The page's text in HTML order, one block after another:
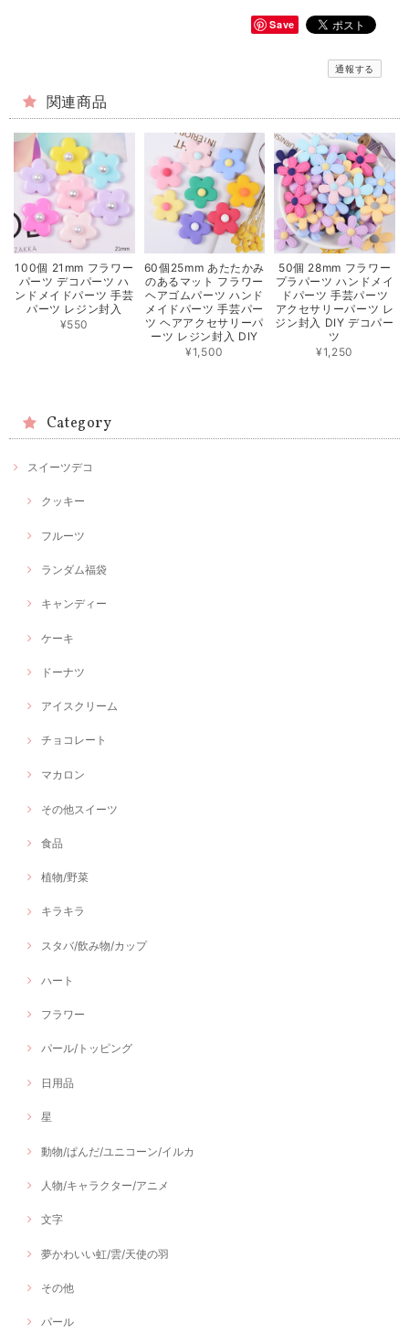
Save
通報する
関連商品
100個 21mm フラワー
パーツ デコパーツ ハ
ンドメイドパーツ 手芸
パーツ レジン封入
¥550
60個25mm あたたかみ
のあるマット フラワー
ヘアゴムパーツ ハンド
メイドパーツ 手芸パー
ツ ヘアアクセサリーパ
ーツ レジン封入 DIY
¥1,500
50個 28mm フラワー
プラパーツ ハンドメイ
ドパーツ 手芸パーツ
アクセサリーパーツ レ
ジン封入 DIY デコパー
ツ
¥1,250
Category
スイーツデコ
クッキー
フルーツ
ランダム福袋
キャンディー
ケーキ
ドーナツ
アイスクリーム
チョコレート
マカロン
その他スイーツ
食品
植物/野菜
キラキラ
スタバ/飲み物/カップ
ハート
フラワー
パール/トッピング
日用品
星
動物/ぱんだ/ユニコーン/イルカ
人物/キャラクター/アニメ
文字
夢かわいい虹/雲/天使の羽
その他
パール